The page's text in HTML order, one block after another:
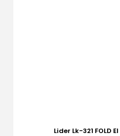
Lider Lk-321 FOLD El